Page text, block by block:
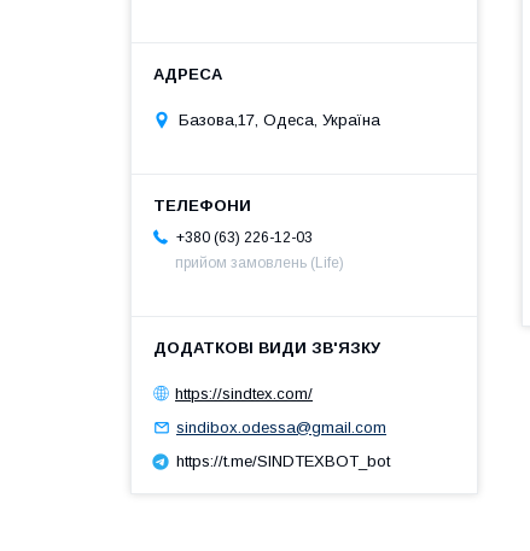
Базова,17, Одеса, Україна
+380 (63) 226-12-03
прийом замовлень (Life)
https://sindtex.com/
sindibox.odessa@gmail.com
https://t.me/SINDTEXBOT_bot